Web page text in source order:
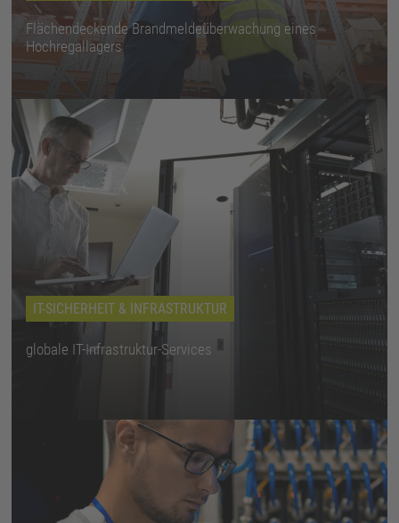
Flächendeckende Brandmeldeüberwachung eines
Hochregallagers
IT-SICHERHEIT & INFRASTRUKTUR
globale IT-Infrastruktur-Services